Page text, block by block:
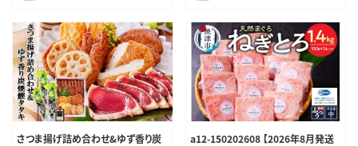
さつま揚げ詰め合わせ&ゆず香り炭
a12-150202608 【2026年8月発送